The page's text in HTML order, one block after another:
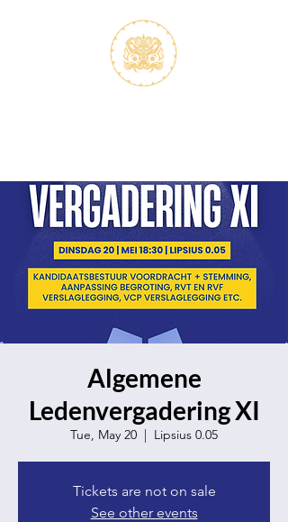
Algemene
Ledenvergadering XI
Tue, May 20
  |
Lipsius 0.05
Tickets are not on sale
See other events